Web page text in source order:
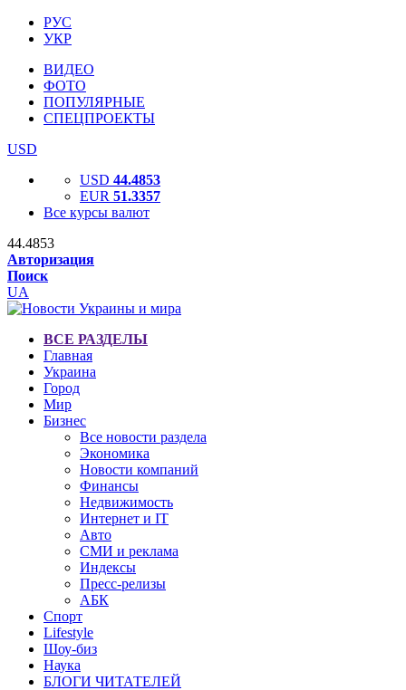
РУС
УКР
ВИДЕО
ФОТО
ПОПУЛЯРНЫЕ
СПЕЦПРОЕКТЫ
USD
USD 44.4853
EUR 51.3357
Все курсы валют
44.4853
Авторизация
Поиск
UA
ВСЕ РАЗДЕЛЫ
Главная
Украина
Город
Мир
Бизнес
Все новости раздела
Экономика
Новости компаний
Финансы
Недвижимость
Интернет и IT
Авто
СМИ и реклама
Индексы
Пресс-релизы
АБК
Спорт
Lifestyle
Шоу-биз
Наука
БЛОГИ ЧИТАТЕЛЕЙ